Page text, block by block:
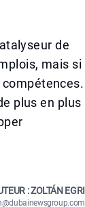
de
mais si
plus en plus
: ZOLTÁN EGRI